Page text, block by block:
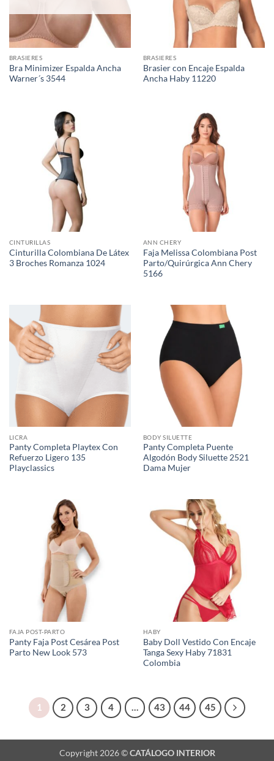
BRASIERES
Bra Minimizer Espalda Ancha
Warner´s 3544
BRASIERES
Brasier con Encaje Espalda
Ancha Haby 11220
CINTURILLAS
Cinturilla Colombiana De Látex
3 Broches Romanza 1024
ANN CHERY
Faja Melissa Colombiana Post
Parto/Quirúrgica Ann Chery
5166
LICRA
Panty Completa Playtex Con
Refuerzo Ligero 135
Playclassics
BODY SILUETTE
Panty Completa Puente
Algodón Body Siluette 2521
Dama Mujer
FAJA POST-PARTO
Panty Faja Post Cesárea Post
Parto New Look 573
HABY
Baby Doll Vestido Con Encaje
Tanga Sexy Haby 71831
Colombia
1 2 3 4 … 43 44 45
Copyright 2026 ©CATÁLOGO INTERIOR